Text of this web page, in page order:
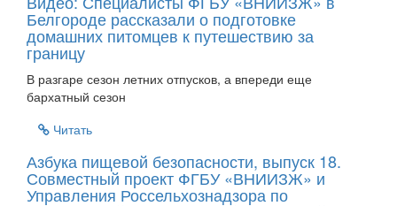
Белгороде рассказали о подготовке
домашних питомцев к путешествию за
границу
В разгаре сезон летних отпусков, а впереди еще
бархатный сезон
Читать
Азбука пищевой безопасности, выпуск 18.
Совместный проект ФГБУ «ВНИИЗЖ» и
Управления Россельхознадзора по